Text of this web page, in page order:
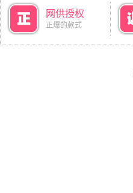
网供授权
正爆的款式